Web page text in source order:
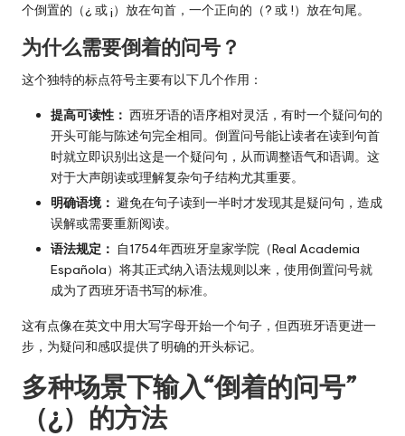
个倒置的（¿ 或 ¡）放在句首，一个正向的（? 或 !）放在句尾。
为什么需要倒着的问号？
这个独特的标点符号主要有以下几个作用：
提高可读性： 西班牙语的语序相对灵活，有时一个疑问句的
开头可能与陈述句完全相同。倒置问号能让读者在读到句首
时就立即识别出这是一个疑问句，从而调整语气和语调。这
对于大声朗读或理解复杂句子结构尤其重要。
明确语境： 避免在句子读到一半时才发现其是疑问句，造成
误解或需要重新阅读。
语法规定： 自1754年西班牙皇家学院（Real Academia
Española）将其正式纳入语法规则以来，使用倒置问号就
成为了西班牙语书写的标准。
这有点像在英文中用大写字母开始一个句子，但西班牙语更进一
步，为疑问和感叹提供了明确的开头标记。
多种场景下输入“倒着的问号”
（¿）的方法